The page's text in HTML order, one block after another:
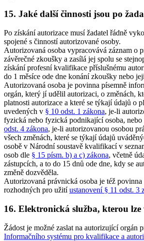
15. Jaké další činnosti jsou po
Po získání autorizace musí žadatel řádně
spojené s činností autorizované osoby.
Autorizovaná osoba vypracovává záznam o
závěrečné zkoušky a zasílá jej spolu se
získání profesní kvalifikace příslušnému
do 1 měsíce ode dne konání zkoušky nebo
Autorizovaná osoba je povinna písemně
orgán, který jí udělil autorizaci, o změnách,
platnosti autorizace a které se týkají údajů o
uvedených v § 10 odst. 1 zákona, je-li
fyzická nebo fyzická podnikající osoba, nebo
odst. 4 zákona, je-li autorizovanou osobou
všech změnách, které se týkají údajů
osobě v Národní soustavě kvalifikací v
osob dle § 15 písm. b) a c) zákona, včetně
zástupcích, a to do 15 dnů ode dne, kdy se
změně dozvěděla.
Autorizovaná právnická osoba je též
rozhodných pro užitíustanovení § 11 odst. 3
16. Elektronická služba, kterou
Žádost je možné zaslat na autorizující orgán
Informačního systému pro kvalifikace a